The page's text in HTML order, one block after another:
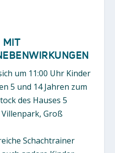
MIT
um 11:00 Uhr Kinder
5 und 14 Jahren zum
des Hauses 5
Groß
Schachtrainer